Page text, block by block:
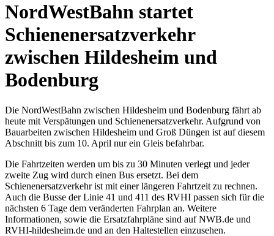
NordWestBahn startet
Schienenersatzverkehr
zwischen Hildesheim und
Bodenburg
Die NordWestBahn zwischen Hildesheim und Bodenburg fährt ab
heute mit Verspätungen und Schienenersatzverkehr. Aufgrund von
Bauarbeiten zwischen Hildesheim und Groß Düngen ist auf diesem
Abschnitt bis zum 10. April nur ein Gleis befahrbar.
Die Fahrtzeiten werden um bis zu 30 Minuten verlegt und jeder
zweite Zug wird durch einen Bus ersetzt. Bei dem
Schienenersatzverkehr ist mit einer längeren Fahrtzeit zu rechnen.
Auch die Busse der Linie 41 und 411 des RVHI passen sich für die
nächsten 6 Tage dem veränderten Fahrplan an. Weitere
Informationen, sowie die Ersatzfahrpläne sind auf NWB.de und
RVHI-hildesheim.de und an den Haltestellen einzusehen.